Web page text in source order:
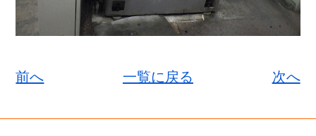
前へ 一覧に戻る 次へ